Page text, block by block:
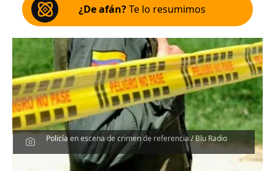
¿De afán?Te lo resumimos
Policía en escena de crimen de referencia / Blu Radio
Escucha el artículo